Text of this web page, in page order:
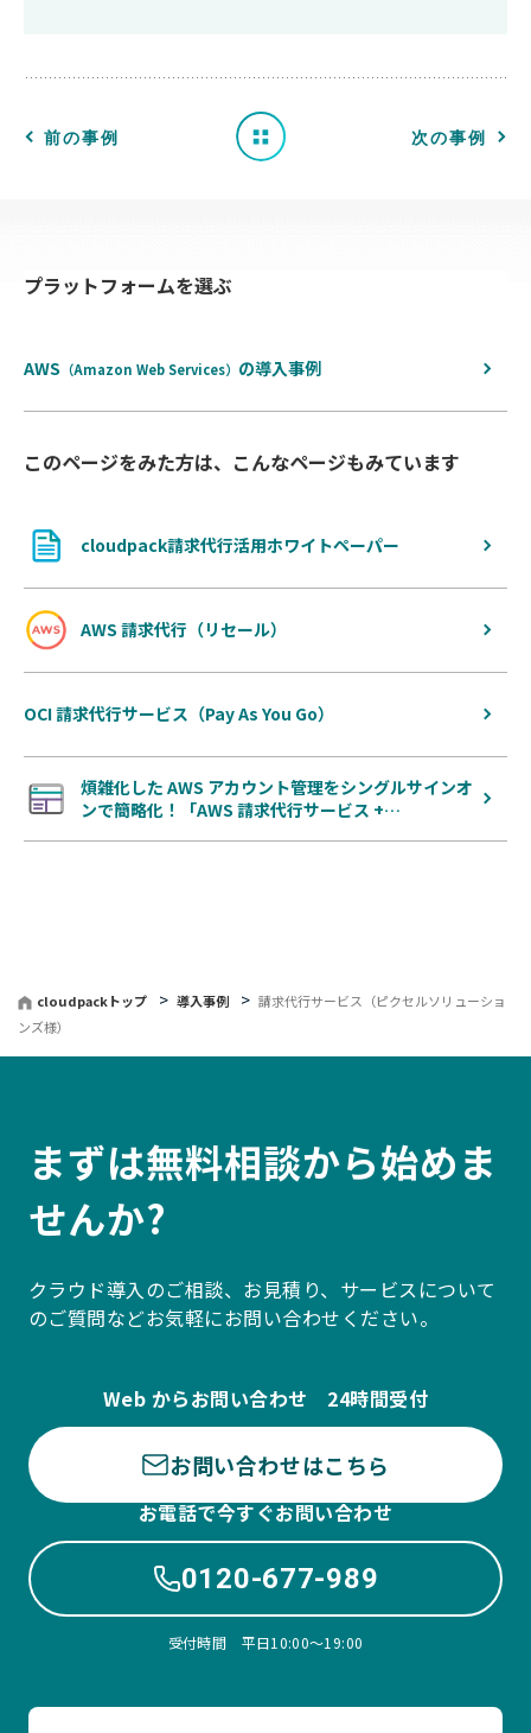
前の事例
例
一 次の事例
プラットフォームを選ぶ
AWS （Amazon Web Services） の導入事例
このページをみた方は、こんなページもみています
cloudpack請求代行活用ホワイトペーパー
AWS 請求代行（リセール）
OCI 請求代行サービス（Pay As You Go）
煩雑化した AWS アカウント管理をシングルサインオ
ンで簡略化！「AWS 請求代行サービス +…
cloudpackトップ 導入事例
請求代行サービス（ピクセルソリューショ
ンズ様）
まずは無料相談から始めま
せんか?
クラウド導入のご相談、お見積り、サービスについて
のご質問などお気軽にお問い合わせください。
Web からお問い合わせ 24時間受付
お問い合わせはこちら
お電話で今すぐお問い合わせ
0120-677-989
受付時間 平日10:00〜19:00